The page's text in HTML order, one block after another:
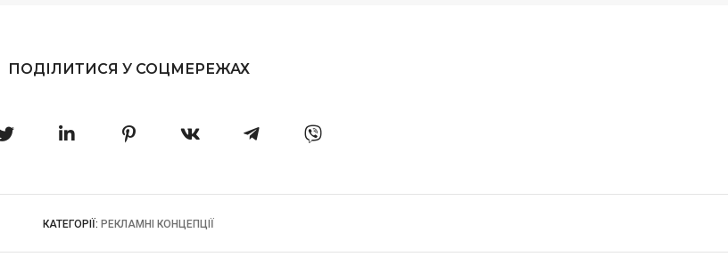
ПОДІЛИТИСЯ У СОЦМЕРЕЖАХ
КАТЕГОРІЇ: РЕКЛАМНІ КОНЦЕПЦІЇ